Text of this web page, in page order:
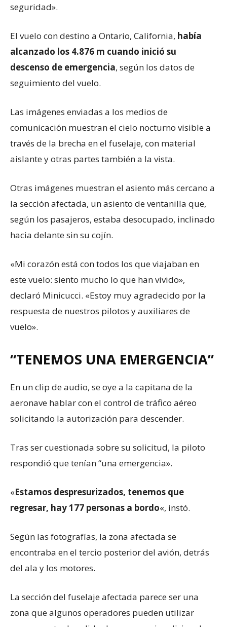
seguridad».
El vuelo con destino a Ontario, California, había
alcanzado los 4.876 m cuando inició su
descenso de emergencia, según los datos de
seguimiento del vuelo.
Las imágenes enviadas a los medios de
comunicación muestran el cielo nocturno visible a
través de la brecha en el fuselaje, con material
aislante y otras partes también a la vista.
Otras imágenes muestran el asiento más cercano a
la sección afectada, un asiento de ventanilla que,
según los pasajeros, estaba desocupado, inclinado
hacia delante sin su cojín.
«Mi corazón está con todos los que viajaban en
este vuelo: siento mucho lo que han vivido»,
declaró Minicucci. «Estoy muy agradecido por la
respuesta de nuestros pilotos y auxiliares de
vuelo».
“TENEMOS UNA EMERGENCIA”
En un clip de audio, se oye a la capitana de la
aeronave hablar con el control de tráfico aéreo
solicitando la autorización para descender.
Tras ser cuestionada sobre su solicitud, la piloto
respondió que tenían “una emergencia».
«Estamos despresurizados, tenemos que
regresar, hay 177 personas a bordo«, instó.
Según las fotografías, la zona afectada se
encontraba en el tercio posterior del avión, detrás
del ala y los motores.
La sección del fuselaje afectada parece ser una
zona que algunos operadores pueden utilizar